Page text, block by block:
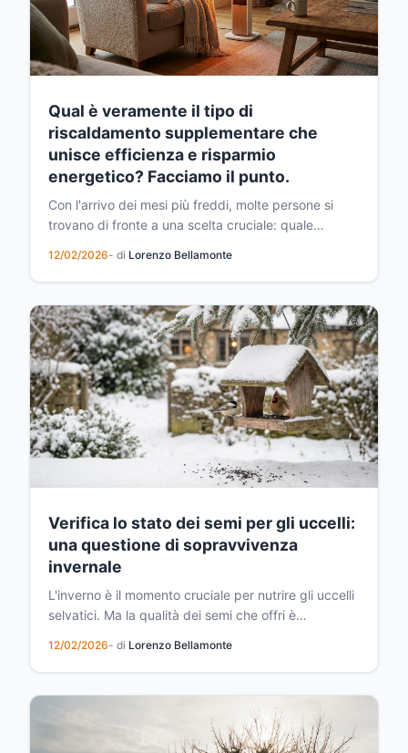
Qual è veramente il tipo di
riscaldamento supplementare che
unisce efficienza e risparmio
energetico? Facciamo il punto.
Con l'arrivo dei mesi più freddi, molte persone si
trovano di fronte a una scelta cruciale: quale
per mantenere la casa calda senza far lievitare la
bolletta energetica? Il riscaldamento d'appoint
rappresenta una soluzione intelligente per chi
desider...
12/02/2026- di Lorenzo Bellamonte
Verifica lo stato dei semi per gli uccelli:
una questione di sopravvivenza
invernale
L'inverno è il momento cruciale per nutrire gli uccelli
selvatici. Ma la qualità dei semi che offri è
causare gravi problemi di salute. Impara a
riconoscere semi di cattiva qualità e a conservarli
correttamente per salvare le vite dei tuoi piccoli
12/02/2026- di Lorenzo Bellamonte